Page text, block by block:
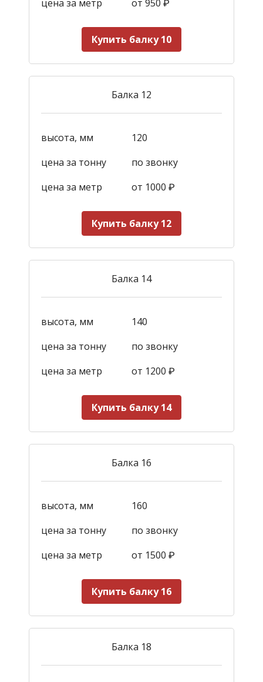
цена за метр
от 950 ₽
Купить балку 10
Балка 12
высота, мм
120
цена за тонну
по звонку
цена за метр
от 1000 ₽
Купить балку 12
Балка 14
высота, мм
140
цена за тонну
по звонку
цена за метр
от 1200 ₽
Купить балку 14
Балка 16
высота, мм
160
цена за тонну
по звонку
цена за метр
от 1500 ₽
Купить балку 16
Балка 18